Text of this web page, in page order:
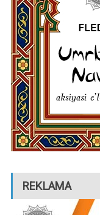
REKLAMA